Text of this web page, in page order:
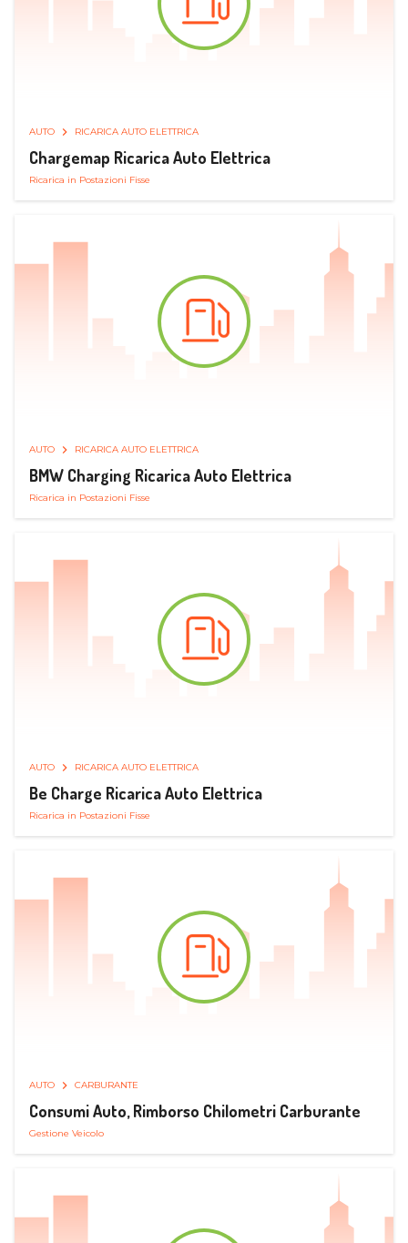
AUTO RICARICA AUTO ELETTRICA
Chargemap Ricarica Auto Elettrica
Ricarica in Postazioni Fisse
AUTO RICARICA AUTO ELETTRICA
BMW Charging Ricarica Auto Elettrica
Ricarica in Postazioni Fisse
AUTO RICARICA AUTO ELETTRICA
Be Charge Ricarica Auto Elettrica
Ricarica in Postazioni Fisse
AUTO CARBURANTE
Consumi Auto, Rimborso Chilometri Carburante
Gestione Veicolo